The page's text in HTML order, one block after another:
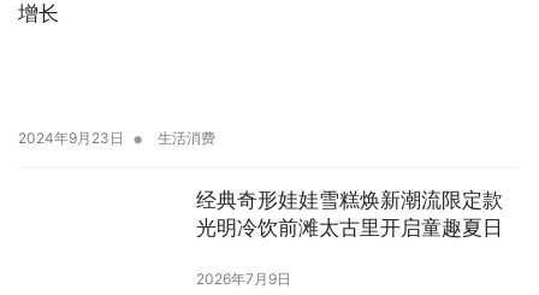
增长
2024年9月23日 • 生活消费
经典奇形娃娃雪糕焕新潮流限定款
光明冷饮前滩太古里开启童趣夏日
2026年7月9日